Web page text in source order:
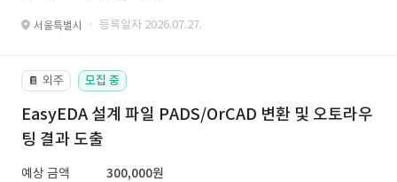
서울특별시 · 등록일자 2026.07.27.
📔 외주 모집 중
EasyEDA 설계 파일 PADS/OrCAD 변환 및 오토라우
팅 결과 도출
예상 금액
300,000원